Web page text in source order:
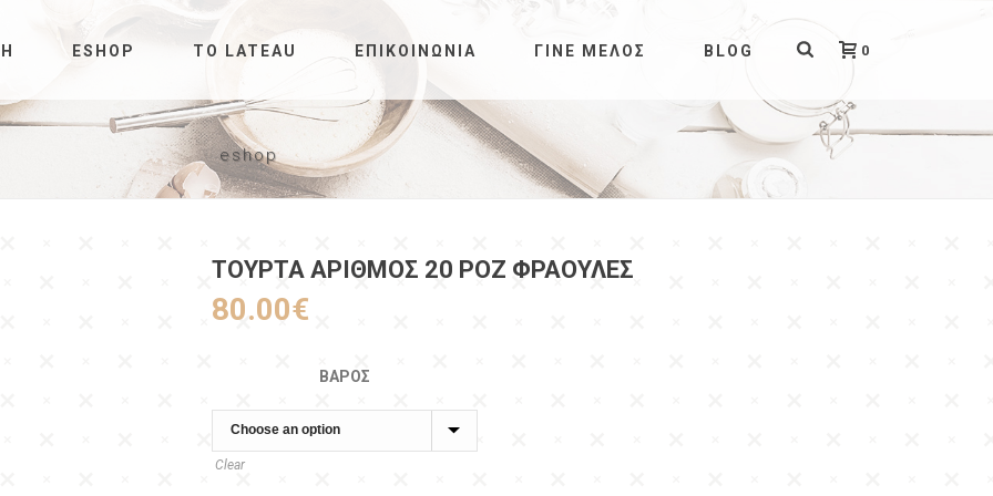
ESHOP ΤΟ LATEAU ΕΠΙΚΟΙΝΩΝΊΑ ΓΊΝΕ ΜΈΛΟΣ BLOG 0
eshop
ΤΟΥΡΤΑ ΑΡΙΘΜΌΣ 20 ΡΟΖ ΦΡΑΟΥΛΕΣ
80.00€
ΒΆΡΟΣ
Clear